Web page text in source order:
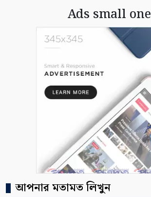
Ads small one
আপনার মতামত লিখুন